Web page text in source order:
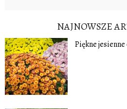
NAJNOWSZE
Piękne